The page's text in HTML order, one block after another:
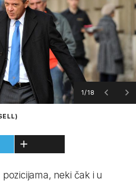
1/18
neki čak i u